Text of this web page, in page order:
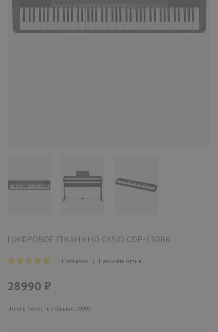
ЦИФРОВОЕ ПИАНИНО CASIO CDP-130BK
1 отзывов | Написать отзыв
28990 ₽
Цена в бонусных баллах: 28990